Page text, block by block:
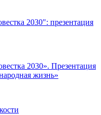
2030": презентация
2030». Презентация
жизнь»